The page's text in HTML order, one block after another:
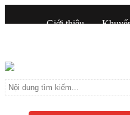
Giới thiệu